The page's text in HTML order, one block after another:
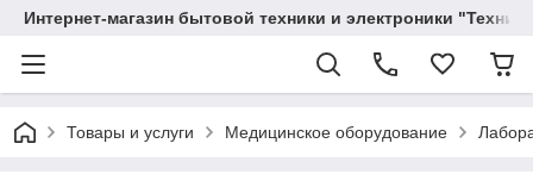
Интернет-магазин бытовой техники и электроники
Товары и услуги Медицинское оборудование